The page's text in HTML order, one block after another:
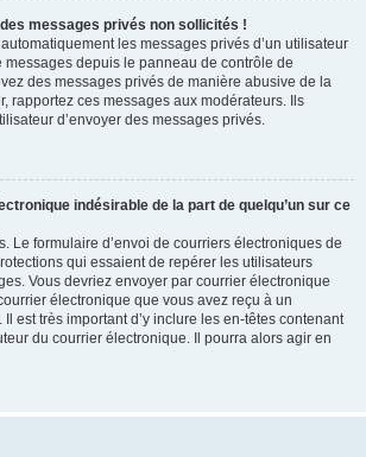
messages privés non sollicités !
les messages privés d’un utilisateur
depuis le panneau de contrôle de
des messages privés de manière abusive de la
rapportez ces messages aux modérateurs. Ils
d’envoyer des messages privés.
indésirable de la part de quelqu’un sur ce
Le formulaire d’envoi de courriers électroniques de
qui essaient de repérer les utilisateurs
Vous devriez envoyer par courrier électronique
électronique que vous avez reçu à un
est très important d’y inclure les en-têtes contenant
du courrier électronique. Il pourra alors agir en